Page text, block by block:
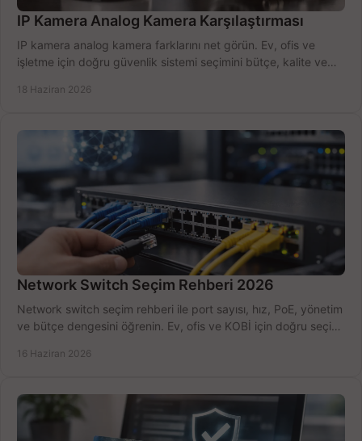
IP Kamera Analog Kamera Karşılaştırması
IP kamera analog kamera farklarını net görün. Ev, ofis ve
işletme için doğru güvenlik sistemi seçimini bütçe, kalite ve
18 Haziran 2026
Network Switch Seçim Rehberi 2026
Network switch seçim rehberi ile port sayısı, hız, PoE, yönetim
ve bütçe dengesini öğrenin. Ev, ofis ve KOBİ için doğru seçimi
16 Haziran 2026